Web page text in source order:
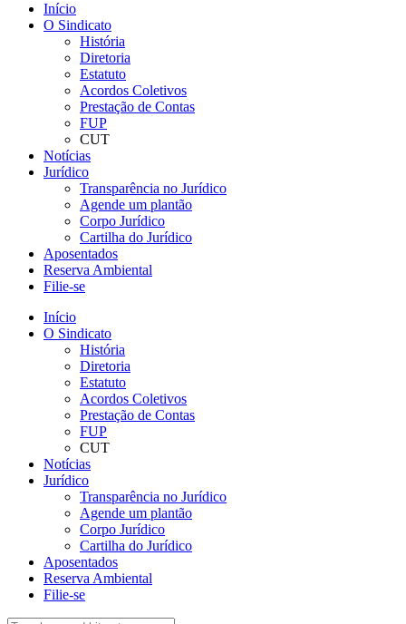
Início
O Sindicato
História
Diretoria
Estatuto
Acordos Coletivos
Prestação de Contas
FUP
CUT
Notícias
Jurídico
Transparência no Jurídico
Agende um plantão
Corpo Jurídico
Cartilha do Jurídico
Aposentados
Reserva Ambiental
Filie-se
Início
O Sindicato
História
Diretoria
Estatuto
Acordos Coletivos
Prestação de Contas
FUP
CUT
Notícias
Jurídico
Transparência no Jurídico
Agende um plantão
Corpo Jurídico
Cartilha do Jurídico
Aposentados
Reserva Ambiental
Filie-se